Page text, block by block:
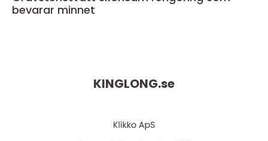
bevarar minnet
KINGLONG.se